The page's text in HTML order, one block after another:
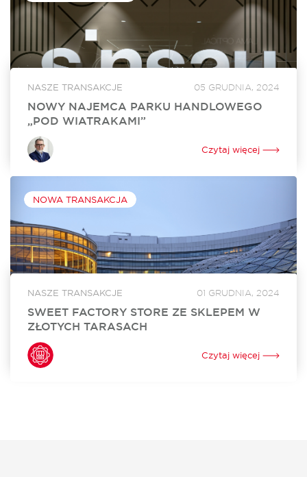
NASZE TRANSAKCJE 05 GRUDNIA, 2024
NOWY NAJEMCA PARKU HANDLOWEGO
„POD WIATRAKAMI”
Sinsay, marka z portfolio Grupy LPP, wynajęła 860 mkw.
powierzchni w Parku Handlowym „Pod Wiatrakami” koło
Słupska. Otwarcie sklepu jest zaplanowane na kwiecień 2024
Czytaj więcej
NOWA TRANSAKCJA
NASZE TRANSAKCJE 01 GRUDNIA, 2024
SWEET FACTORY STORE ZE SKLEPEM W
ZŁOTYCH TARASACH
Sweet Factory Store otworzył swój sklep w Złotych
Tarasach. To już 24. w Polsce i 3. w Warszawie stacjonarny
punkt sprzedaży tej niezwykle popularnej marki oferującej
Czytaj więcej